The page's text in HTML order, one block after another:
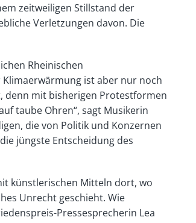
zeitweiligen Stillstand der
Verletzungen davon. Die
Rheinischen
Klimaerwärmung ist aber nur noch
denn mit bisherigen Protestformen
taube Ohren“, sagt Musikerin
die von Politik und Konzernen
jüngste Entscheidung des
künstlerischen Mitteln dort, wo
Unrecht geschieht. Wie
Pressesprecherin Lea